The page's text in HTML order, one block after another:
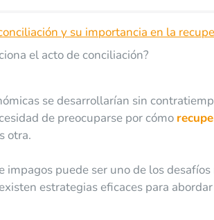
y su importancia en la
el acto de conciliación?
se desarrollarían sin
de preocuparse por cómo
otra.
impagos puede ser uno de los
estrategias eficaces para